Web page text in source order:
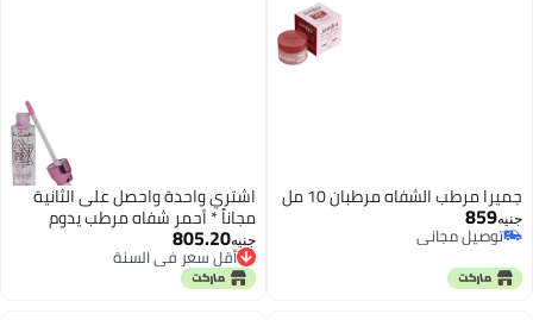
جميرا مرطب الشفاه مرطبان 10 مل
جنيه859
توصيل مجاني
توصيل مجاني
اشتري واحدة واحصل على الثانية
مجاناً * أحمر شفاه مرطب يدوم
طويلاً ولامع، يتحول إلى اللون
الوردي، قطعتان
جنيه805.20
أقل سعر في السنة
توصيل مجاني
أقل سعر في السنة